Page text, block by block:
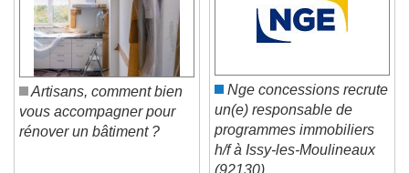
Artisans, comment bien
vous accompagner pour
Nge concessions recrute
un(e) responsable de
programmes immobiliers
h/f à Issy-les-Moulineaux